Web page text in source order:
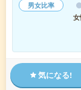
男女比率
気になる!